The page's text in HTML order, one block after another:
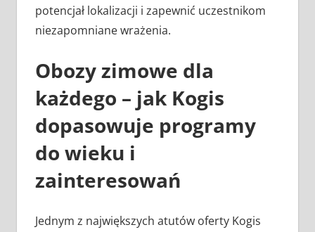
potencjał lokalizacji i zapewnić uczestnikom
niezapomniane wrażenia.
Obozy zimowe dla
każdego – jak Kogis
dopasowuje programy
do wieku i
zainteresowań
Jednym z największych atutów oferty Kogis